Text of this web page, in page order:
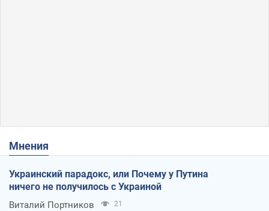
Мнения
Украинский парадокс, или Почему у Путина
ничего не получилось с Украиной
Виталий Портников 21